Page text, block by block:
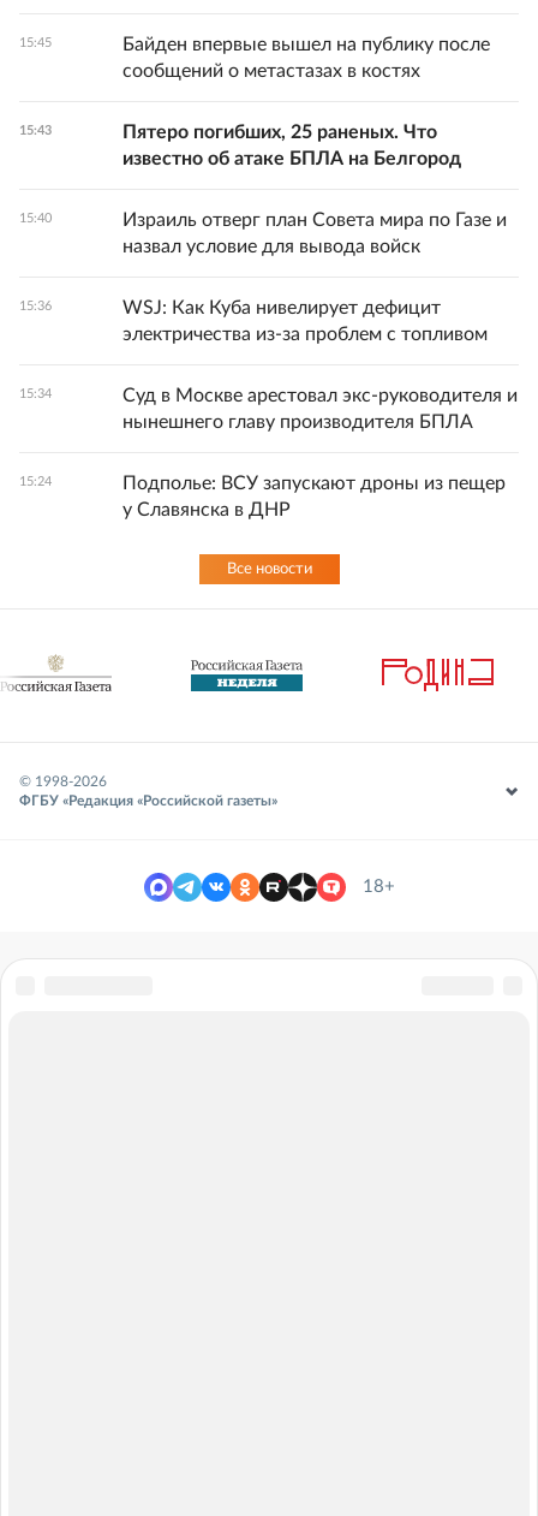
15:45
Байден впервые вышел на публику после
сообщений о метастазах в костях
15:43
Пятеро погибших, 25 раненых. Что
известно об атаке БПЛА на Белгород
15:40
Израиль отверг план Совета мира по Газе и
назвал условие для вывода войск
15:36
WSJ: Как Куба нивелирует дефицит
электричества из-за проблем с топливом
15:34
Суд в Москве арестовал экс-руководителя и
нынешнего главу производителя БПЛА
15:24
Подполье: ВСУ запускают дроны из пещер
у Славянска в ДНР
Все новости
© 1998-2026
ФГБУ «Редакция «Российской газеты»
18+